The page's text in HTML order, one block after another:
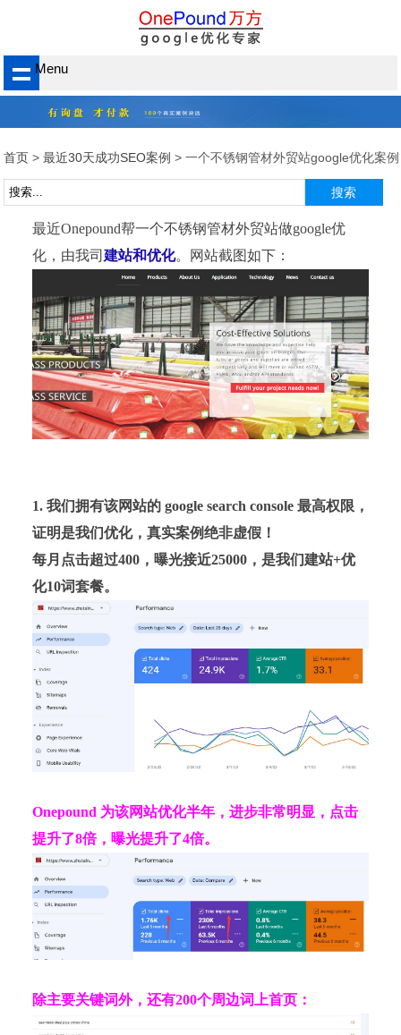
Menu
首页 >最近30天成功SEO案例 > 一个不锈钢管材外贸站google优化案例
最近Onepound帮一个不锈钢管材外贸站做google优
化，由我司 建站和优化。网站截图如下：
1. 我们拥有该网站的 google search console 最高权限，
证明是我们优化，真实案例绝非虚假！
每月点击超过400，曝光接近25000，是我们建站+优
化10词套餐。
Onepound 为该网站优化半年，进步非常明显，点击
提升了8倍，曝光提升了4倍。
除主要关键词外，还有200个周边词上首页：